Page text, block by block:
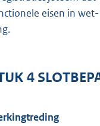
eisen in
4